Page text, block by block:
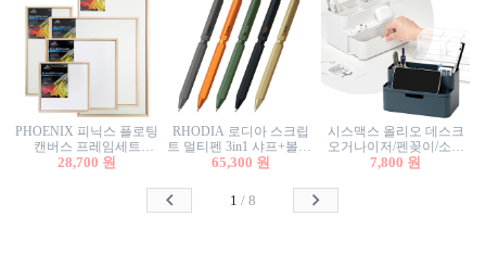
PHOENIX 피닉스 플로팅
캔버스 프레임세트
50x50cm/액자캔버스/인테
28,700 원
RHODIA 로디아 스크립
트 멀티펜 3in1 샤프+볼펜/
무광택 알루미늄 육각배
65,300 원
시스맥스 올리오 데스크
오거나이저/펜꽂이/소품
꽂이/소품함/정리함/수납
7,800 원
1 / 8